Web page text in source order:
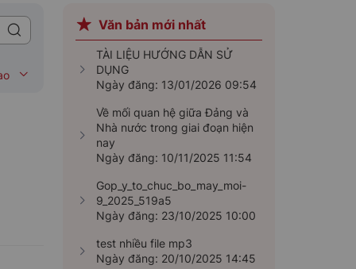
sát, kỷ luật cán bộ, đảng viên
V6
Văn bản mới nhất
TÀI LIỆU HƯỚNG DẪN SỬ
DỤNG
Ngày đăng: 13/01/2026 09:54
Về mối quan hệ giữa Đảng và
Nhà nước trong giai đoạn hiện
nay
Ngày đăng: 10/11/2025 11:54
Gop_y_to_chuc_bo_may_moi-
9_2025_519a5
Ngày đăng: 23/10/2025 10:00
test nhiều file mp3
Ngày đăng: 20/10/2025 14:45